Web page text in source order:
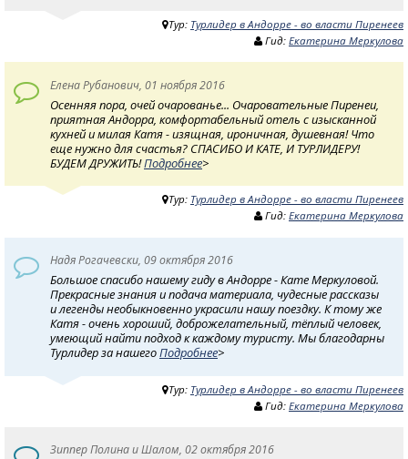
Тур: Турлидер в Андорре - во власти Пиренеев
Гид: Екатерина Меркулова
Eлена Рубанович, 01 ноября 2016
Осенняя пора, очей очарованье... Очаровательные Пиренеи,
приятная Андорра, комфортабельный отель с изысканной
кухней и милая Катя - изящная, ироничная, душевная! Что
еще нужно для счастья? CПАСИБО И КАТЕ, И ТУРЛИДЕРУ!
БУДЕМ ДРУЖИТЬ!Подробнее>
Тур: Турлидер в Андорре - во власти Пиренеев
Гид: Екатерина Меркулова
Надя Рогачевски, 09 октября 2016
Большое спасибо нашему гиду в Андорре - Кате Меркуловой.
Прекрасные знания и подача материала, чудесные рассказы
и легенды необыкновенно украсили нашу поездку. К тому же
Катя - очень хороший, доброжелательный, тёплый человек,
умеющий найти подход к каждому туристу. Мы благодарны
Турлидер за нашегоПодробнее>
Тур: Турлидер в Андорре - во власти Пиренеев
Гид: Екатерина Меркулова
Зиппер Полина и Шалом, 02 октября 2016